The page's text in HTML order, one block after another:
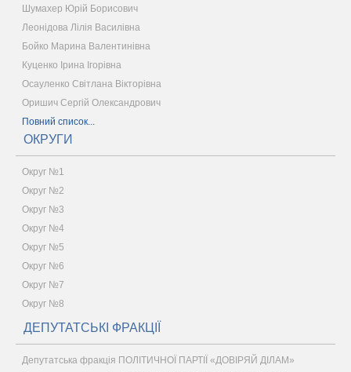
Шумахер Юрій Борисович
Леонідова Лілія Василівна
Бойко Марина Валентинівна
Куценко Ірина Ігорівна
Осауленко Світлана Вікторівна
Оришич Сергій Олександрович
Повний список...
ОКРУГИ
Округ №1
Округ №2
Округ №3
Округ №4
Округ №5
Округ №6
Округ №7
Округ №8
ДЕПУТАТСЬКІ ФРАКЦІЇ
Депутатська фракція ПОЛІТИЧНОЇ ПАРТІЇ «ДОВІРЯЙ ДІЛАМ»